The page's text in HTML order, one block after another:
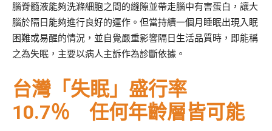
腦脊髓液能夠洗滌細胞之間的縫隙並帶走腦中有害蛋白，讓大
腦於隔日能夠進行良好的運作。但當持續一個月睡眠出現入眠
困難或易醒的情況，並自覺嚴重影響隔日生活品質時，即能稱
之為失眠，主要以病人主訴作為診斷依據。
台灣「失眠」盛行率
10.7％ 任何年齡層皆可能